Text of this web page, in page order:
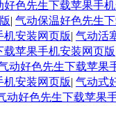
好色先生下载苹果手
| 气动保温好色先生
安装网页版| 气动活
苹果手机安装网页版
动好色先生下载苹果
安装网页版| 气动式
动好色先生下载苹果